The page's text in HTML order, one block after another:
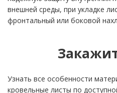
внешней среды, при укладке
фронтальный или боковой
Узнать все особенности
кровельные листы по